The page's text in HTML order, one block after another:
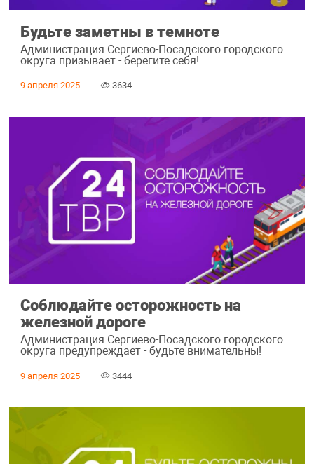
Будьте заметны в темноте
Администрация Сергиево-Посадского городского
округа призывает - берегите себя!
9 апреля 2025 3634
Соблюдайте осторожность на
железной дороге
Администрация Сергиево-Посадского городского
округа предупреждает - будьте внимательны!
9 апреля 2025 3444